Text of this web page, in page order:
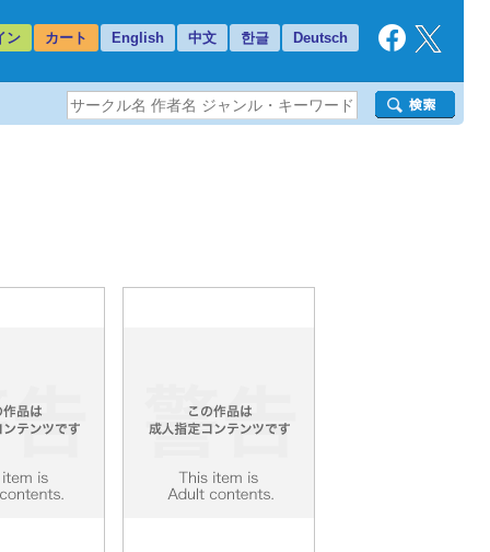
ン カート English 中文 한글 Deutsch